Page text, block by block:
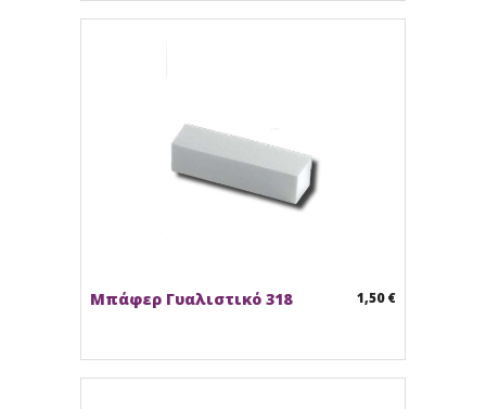
Μπάφερ Γυαλιστικό 318 1,50 €